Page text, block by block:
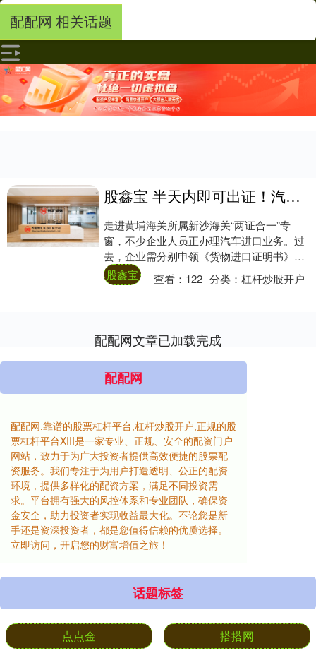
配配网 相关话题
股鑫宝 半天内即可出证！汽车进口“两证合一”改革驱动通关质效双升
走进黄埔海关所属新沙海关“两证合一”专
窗，不少企业人员正办理汽车进口业务。过
去，企业需分别申领《货物进口证明书》和
《进口机动车辆随车检验单》，流程较繁
琐、等待时....
股鑫宝 查看： 122 分类：杠杆炒股开户
配配网文章已加载完成
配配网
配配网,靠谱的股票杠杆平台,杠杆炒股开户,正规的股
票杠杆平台XIII‌是一家专业、正规、安全的配资门户
网站，致力于为广大投资者提供高效便捷的股票配
资服务。我们专注于为用户打造透明、公正的配资
环境，提供多样化的配资方案，满足不同投资需
求。平台拥有强大的风控体系和专业团队，确保资
金安全，助力投资者实现收益最大化。不论您是新
手还是资深投资者，都是您值得信赖的优质选择。
立即访问，开启您的财富增值之旅！
话题标签
点点金 搭搭网